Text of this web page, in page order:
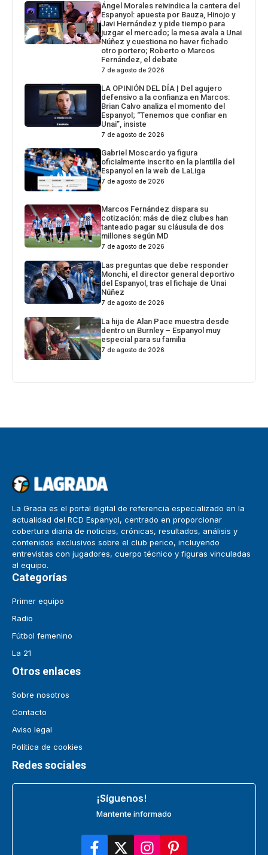
Ángel Morales reivindica la cantera del
Espanyol: apuesta por Bauza, Hinojo y
Javi Hernández y pide tiempo para
juzgar el mercado; la mesa avala a Unai
Núñez y cuestiona no haver fichado
otro portero; Roberto o Marcos
Fernández, el debate
7 de agosto de 2026
LA OPINIÓN DEL DÍA | Del agujero
defensivo a la confianza en Marcos:
Brian Calvo analiza el momento del
Espanyol; “Tenemos que confiar en
Unai”, insiste
7 de agosto de 2026
Gabriel Moscardo ya figura
oficialmente inscrito en la plantilla del
Espanyol en la web de LaLiga
7 de agosto de 2026
Marcos Fernández dispara su
cotización: más de diez clubes han
tanteado pagar su cláusula de dos
millones según MD
7 de agosto de 2026
Las preguntas que debe responder
Monchi, el director general deportivo
del Espanyol, tras el fichaje de Unai
Núñez
7 de agosto de 2026
La hija de Alan Pace muestra desde
dentro un Burnley – Espanyol muy
especial para su familia
7 de agosto de 2026
La Grada es el portal digital de referencia especializado en la
actualidad del RCD Espanyol, centrado en proporcionar
cobertura diaria de noticias, crónicas, resultados, análisis y
contenidos exclusivos sobre el club perico, incluyendo
entrevistas con jugadores, cuerpo técnico y figuras vinculadas
al equipo.
Categorías
Primer equipo
Radio
Fútbol femenino
La 21
Otros enlaces
Sobre nosotros
Contacto
Aviso legal
Política de cookies
Redes sociales
¡Síguenos!
Mantente informado